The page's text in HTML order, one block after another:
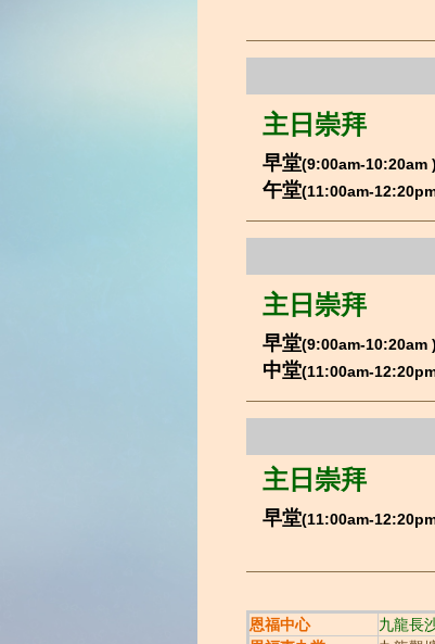
主日崇拜
早堂(9:00am-10:20am )
午堂(11:00am-
主日崇拜
早堂(9:00am-10:20am )
中堂(11:00am-
主日崇拜
早堂(11:00am-
恩福中心 九龍長